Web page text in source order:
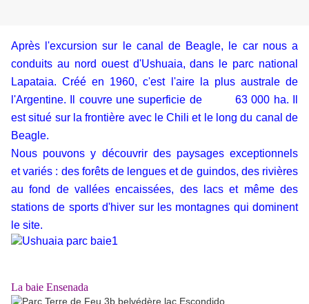
Après l'excursion sur le canal de Beagle, le car nous a
conduits au nord ouest d'Ushuaia, dans le parc national
Lapataia. Créé en 1960, c'est l'aire la plus australe de
l'Argentine. Il couvre une superficie de 63 000 ha. Il
est situé sur la frontière avec le Chili et le long du canal de
Beagle.
Nous pouvons y découvrir des paysages exceptionnels
et variés : des forêts de lengues et de guindos, des rivières
au fond de vallées encaissées, des lacs et même des
stations de sports d'hiver sur les montagnes qui dominent
le site.
La baie Ensenada